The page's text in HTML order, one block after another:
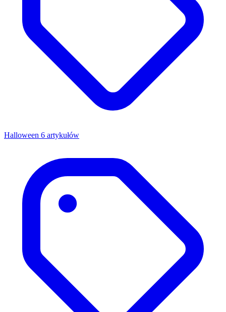
Halloween 6 artykułów